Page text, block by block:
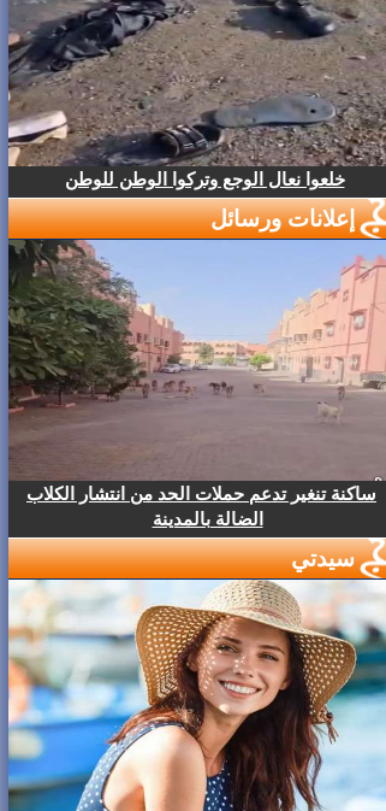
خلعوا نعال الوجع وتركوا الوطن للوطن
إعلانات ورسائل
ساكنة تنغير تدعم حملات الحد من انتشار الكلاب
الضالة بالمدينة
سيدتي